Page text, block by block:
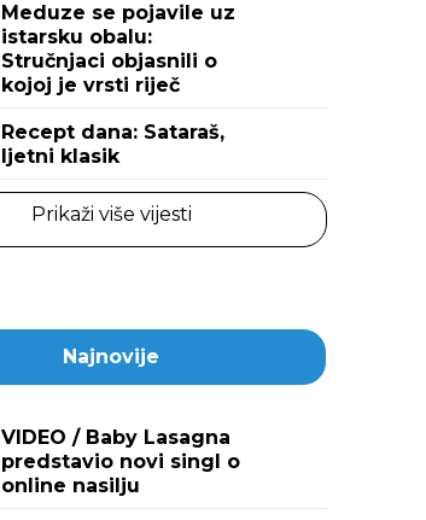
Meduze se pojavile uz
istarsku obalu:
Stručnjaci objasnili o
kojoj je vrsti riječ
Recept dana: Sataraš,
ljetni klasik
Prikaži više vijesti
Najnovije
VIDEO / Baby Lasagna
predstavio novi singl o
online nasilju